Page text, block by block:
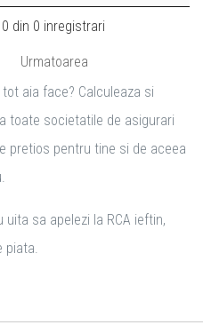
din 0 inregistrari
Urmatoarea
aia face? Calculeaza si
toate societatile de asigurari
pretios pentru tine si de aceea
uita sa apelezi la RCA ieftin,
piata.